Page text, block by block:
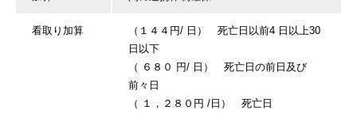
看取り加算
（１４４円/ 日） 死亡日以前4 日以上30
日以下
（ ６８０ 円/ 日） 死亡日の前日及び
前々日
（ １，２８０円 /日） 死亡日